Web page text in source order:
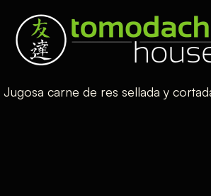
Jugosa carne de res sellada y